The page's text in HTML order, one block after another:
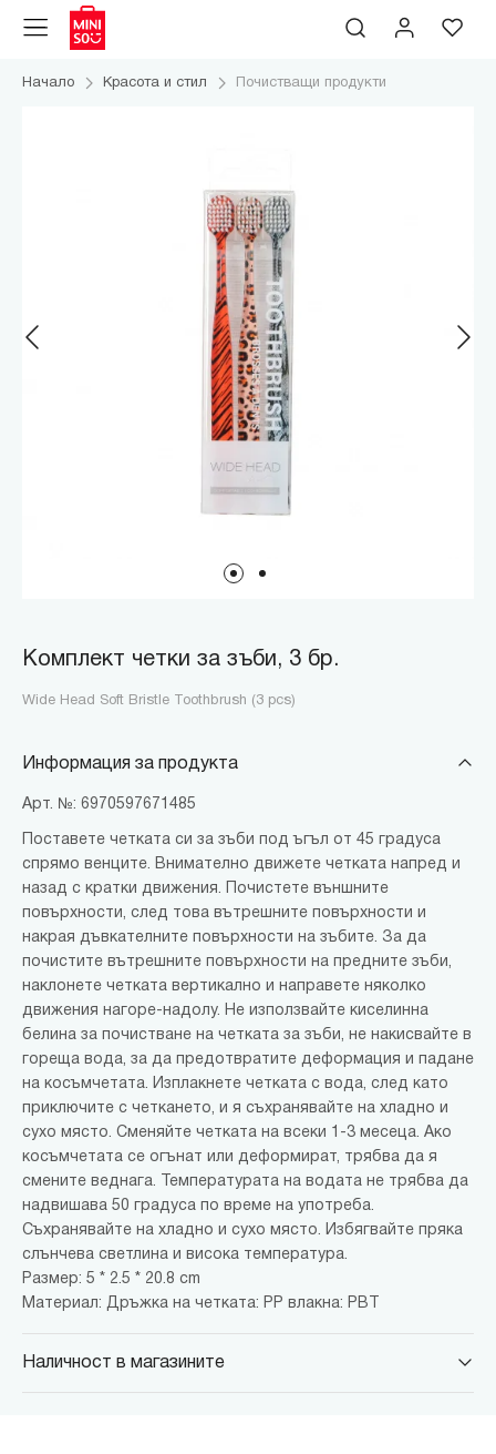
Начало Красота и стил Почистващи продукти
Комплект четки за зъби, 3 бр.
Wide Head Soft Bristle Toothbrush (3 pcs)
Информация за продукта
Арт. №: 6970597671485
Поставете четката си за зъби под ъгъл от 45 градуса
спрямо венците. Внимателно движете четката напред и
назад с кратки движения. Почистете външните
повърхности, след това вътрешните повърхности и
накрая дъвкателните повърхности на зъбите. За да
почистите вътрешните повърхности на предните зъби,
наклонете четката вертикално и направете няколко
движения нагоре-надолу. Не използвайте киселинна
белина за почистване на четката за зъби, не накисвайте в
гореща вода, за да предотвратите деформация и падане
на косъмчетата. Изплакнете четката с вода, след като
приключите с четкането, и я съхранявайте на хладно и
сухо място. Сменяйте четката на всеки 1-3 месеца. Ако
косъмчетата се огънат или деформират, трябва да я
смените веднага. Температурата на водата не трябва да
надвишава 50 градуса по време на употреба.
Съхранявайте на хладно и сухо място. Избягвайте пряка
слънчева светлина и висока температура.
Размер: 5 * 2.5 * 20.8 cm
Материал: Дръжка на четката: PP влакна: PBT
Наличност в магазините